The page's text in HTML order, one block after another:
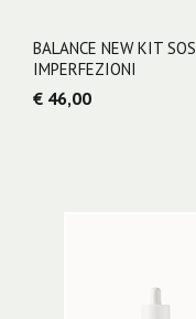
BALANCE NEW KIT SOS
IMPERFEZIONI
€ 46,00